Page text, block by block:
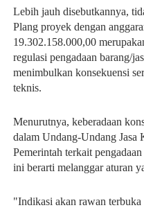
Lebih jauh disebutkannya,
Plang proyek dengan
19.302.158.000,00
regulasi pengadaan barang/
menimbulkan konsekuensi
teknis.
Menurutnya, keberadaan
dalam Undang-Undang Jasa
Pemerintah terkait
ini berarti melanggar aturan
"Indikasi akan rawan